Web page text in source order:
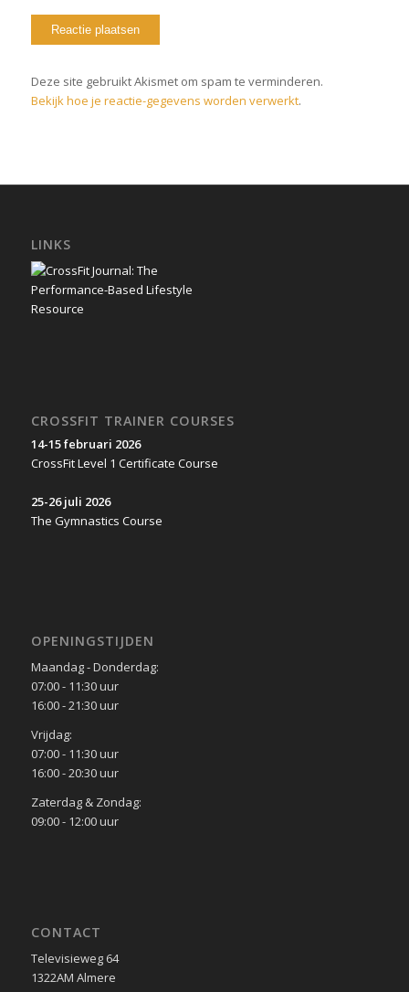
Deze site gebruikt Akismet om spam te verminderen.
Bekijk hoe je reactie-gegevens worden verwerkt.
LINKS
CROSSFIT TRAINER COURSES
14-15 februari 2026
CrossFit Level 1 Certificate Course
25-26 juli 2026
The Gymnastics Course
OPENINGSTIJDEN
Maandag - Donderdag:
07:00 - 11:30 uur
16:00 - 21:30 uur
Vrijdag:
07:00 - 11:30 uur
16:00 - 20:30 uur
Zaterdag & Zondag:
09:00 - 12:00 uur
CONTACT
Televisieweg 64
1322AM Almere